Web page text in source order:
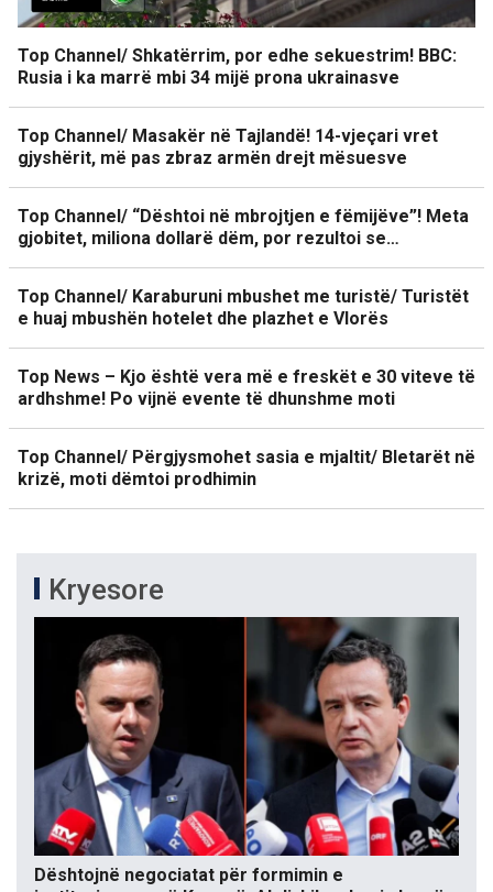
Top Channel/ Shkatërrim, por edhe sekuestrim! BBC:
Rusia i ka marrë mbi 34 mijë prona ukrainasve
Top Channel/ Masakër në Tajlandë! 14-vjeçari vret
gjyshërit, më pas zbraz armën drejt mësuesve
Top Channel/ “Dështoi në mbrojtjen e fëmijëve”! Meta
gjobitet, miliona dollarë dëm, por rezultoi se…
Top Channel/ Karaburuni mbushet me turistë/ Turistët
e huaj mbushën hotelet dhe plazhet e Vlorës
Top News – Kjo është vera më e freskët e 30 viteve të
ardhshme! Po vijnë evente të dhunshme moti
Top Channel/ Përgjysmohet sasia e mjaltit/ Bletarët në
krizë, moti dëmtoi prodhimin
Kryesore
Dështojnë negociatat për formimin e